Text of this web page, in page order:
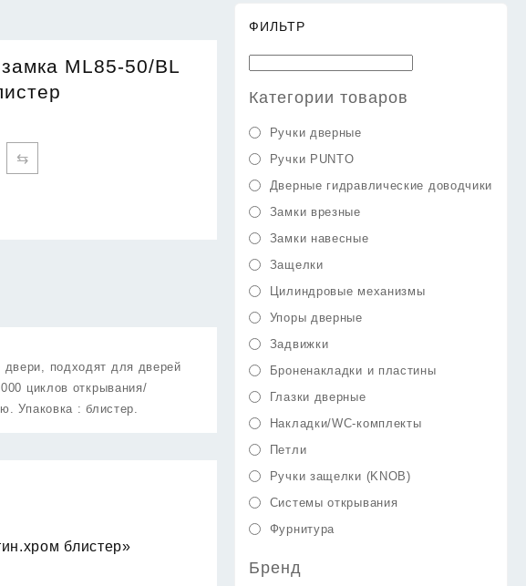
ML85-50/BL
⇆
подходят для дверей
циклов открывания/
Упаковка : блистер.
блистер»
ФИЛЬТР
Категории товаров
Ручки дверные
Ручки PUNTO
Дверные гидравлические доводчики
Замки врезные
Замки навесные
Защелки
Цилиндровые механизмы
Упоры дверные
Задвижки
Броненакладки и пластины
Глазки дверные
Накладки/WC-комплекты
Петли
Ручки защелки (KNOB)
Системы открывания
Фурнитура
Бренд